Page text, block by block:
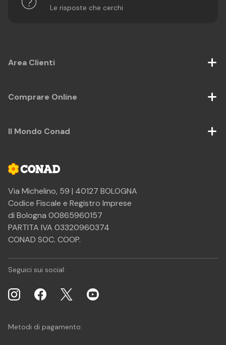
Le risposte che cerchi
Via Michelino, 59 | 40127 BOLOGNA
Codice Fiscale e Registro Imprese
di Bologna 00865960157
PARTITA IVA 03320960374
CONAD SOC. COOP.
Area Clienti
Comprare Online
Il Mondo Conad
Seguici sui social:
Metodi di pagamento: